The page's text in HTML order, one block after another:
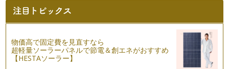
お子様がトイレを上手に使いはじめる頃、ぜひ一度親子でトイ
レマナーを確認してみてください。幼…
お出かけの際、ベビーカーはとても便利ですね。昼寝を多くす
る時期には、長時間の移動においてず…
物価高で固定費を見直すなら
超軽量ソーラーパネルで節電＆創エネがおすすめ
【HESTAソーラー】